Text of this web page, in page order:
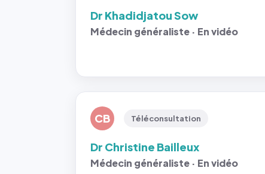
Dr Khadidjatou Sow
Médecin généraliste · En vidéo
CB Téléconsultation
Dr Christine Bailleux
Médecin généraliste · En vidéo